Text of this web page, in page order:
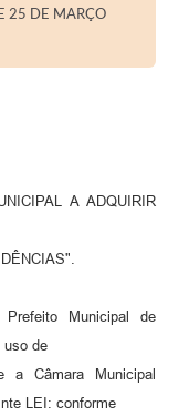
25 DE MARÇO
A ADQUIRIR
Prefeito Municipal de
uso de
a Câmara Municipal
LEI: conforme